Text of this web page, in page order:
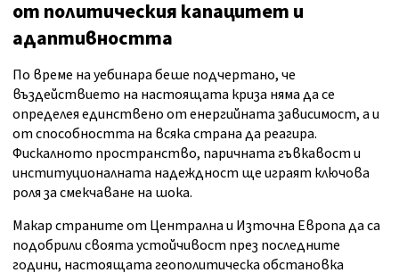
от политическия капацитет и
адаптивността
По време на уебинара беше подчертано, че
въздействието на настоящата криза няма да се
определея единствено от енергийната зависимост, а и
от способността на всяка страна да реагира.
Фискалното пространство, паричната гъвкавост и
институционалната надеждност ще играят ключова
роля за смекчаване на шока.
Макар страните от Централна и Източна Европа да са
подобрили своята устойчивост през последните
години, настоящата геополитическа обстановка